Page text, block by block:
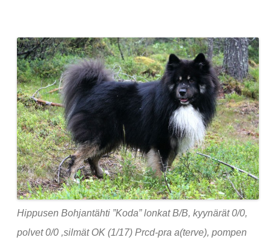
Hippusen Bohjantähti ”Koda” lonkat B/B, kyynärät 0/0,
polvet 0/0 ,silmät OK (1/17) Prcd-pra a(terve), pompen